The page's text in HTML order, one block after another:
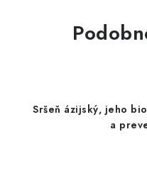
Sršeň ázijský, jeho
a